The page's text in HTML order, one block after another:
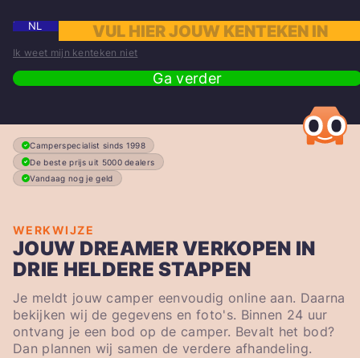
NL
Ik weet mijn kenteken niet
Ga verder
Camperspecialist sinds 1998
De beste prijs uit 5000 dealers
Vandaag nog je geld
WERKWIJZE
JOUW DREAMER VERKOPEN IN
DRIE HELDERE STAPPEN
Je meldt jouw camper eenvoudig online aan. Daarna
bekijken wij de gegevens en foto's. Binnen 24 uur
ontvang je een bod op de camper. Bevalt het bod?
Dan plannen wij samen de verdere afhandeling.